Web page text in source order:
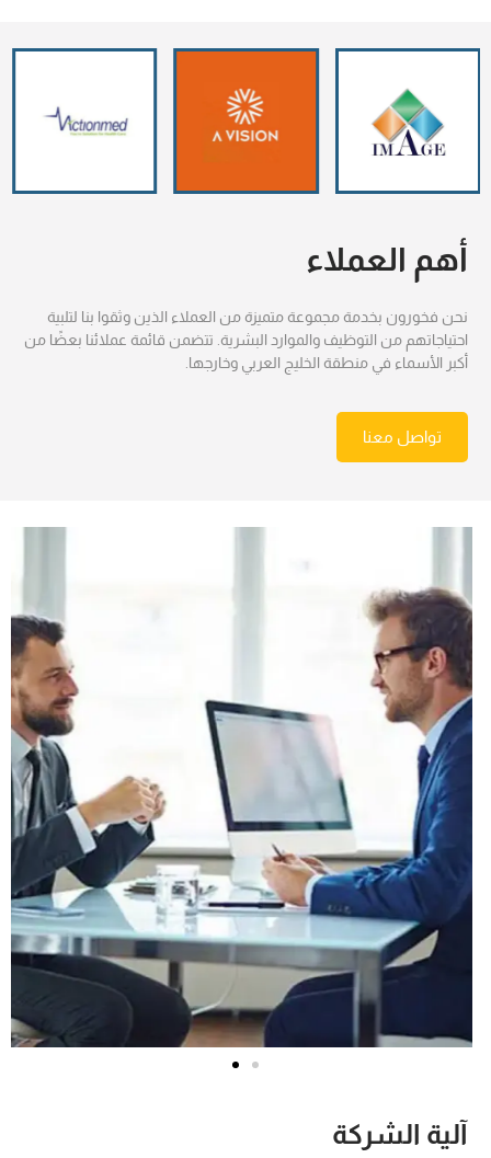
أهم العملاء
نحن فخورون بخدمة مجموعة متميزة من العملاء الذين وثقوا بنا لتلبية
احتياجاتهم من التوظيف والموارد البشرية. تتضمن قائمة عملائنا بعضًا من
أكبر الأسماء في منطقة الخليج العربي وخارجها.
تواصل معنا
آلية الشركة